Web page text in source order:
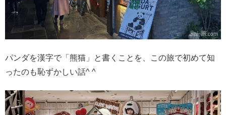
パンダを漢字で「熊猫」と書くことを、この旅で初めて知
ったのも恥ずかしい話^ ^